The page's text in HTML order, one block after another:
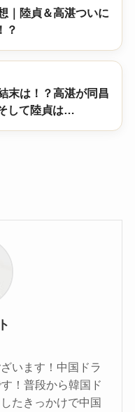
｜陸貞＆高湛ついに
？
末は！？高湛が同昌
して陸貞は…
います！中国ドラ
！普段から韓国ド
たきっかけで中国